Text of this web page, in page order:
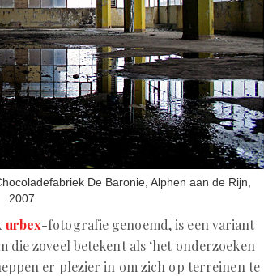
De Baronie, Alphen aan de Rijn,
2007
urbex-fotografie genoemd, is een variant
zoveel betekent als ‘het onderzoeken
er plezier in om zich op terreinen te